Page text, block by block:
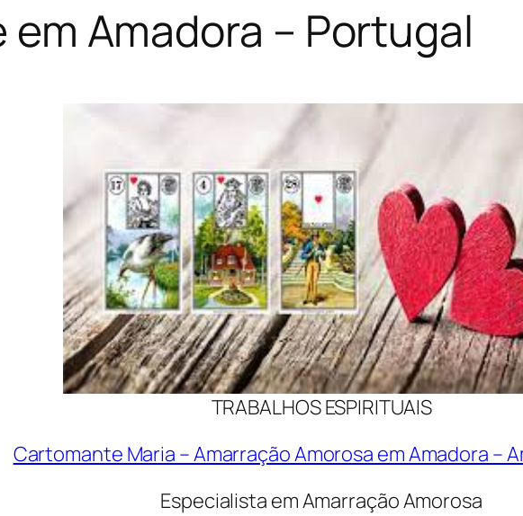
Amadora – Portugal
TRABALHOS ESPIRITUAIS
Cartomante Maria – Amarração Amorosa em Amadora –
Especialista em Amarração Amorosa